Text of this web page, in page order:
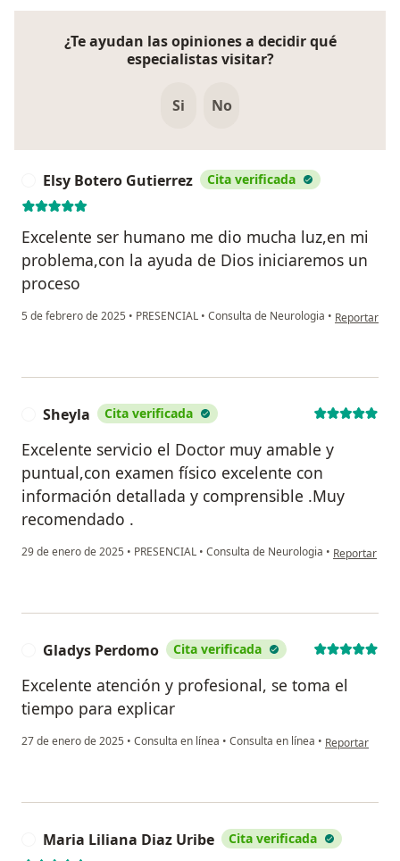
¿Te ayudan las opiniones a decidir qué
especialistas visitar?
Si No
Elsy Botero Gutierrez Cita verificada
Excelente ser humano me dio mucha luz,en mi
problema,con la ayuda de Dios iniciaremos un
proceso
5 de febrero de 2025 • PRESENCIAL • Consulta de Neurologia • en opinión
Reportar
Sheyla Cita verificada
Excelente servicio el Doctor muy amable y
puntual,con examen físico excelente con
información detallada y comprensible .Muy
recomendado .
29 de enero de 2025 • PRESENCIAL • Consulta de Neurologia • en opinión
Reportar
Gladys Perdomo Cita verificada
Excelente atención y profesional, se toma el
tiempo para explicar
27 de enero de 2025 • Consulta en línea • Consulta en línea • en opinión del
Reportar
Maria Liliana Diaz Uribe Cita verificada